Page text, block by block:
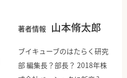
著者情報 山本脩太郎
ブイキューブのはたらく研究
部 編集長？部長？ 2018年株